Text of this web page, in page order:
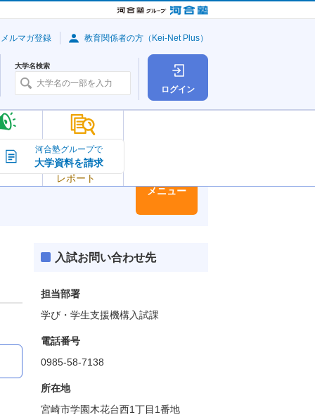
ログイン
学
大学の今
トピック＆
レポート
大学名検索
ルマガ登録 教育関係者の方（Kei-Net Plus）
河合塾グループで
大学資料を請求
メニュー
入試お問い合わせ先
担当部署
学び・学生支援機構入試課
電話番号
0985-58-7138
所在地
宮崎市学園木花台西1丁目1番地